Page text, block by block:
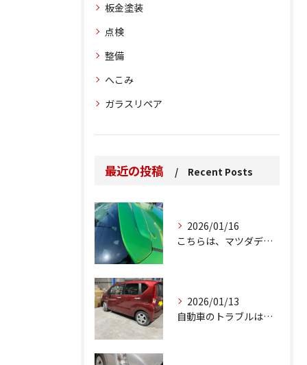
板金塗装
点検
整備
へこみ
ガラスリペア
最近の投稿 Recent Posts
2026/01/16
こちらは、マツダデミオのゲートのルーフスポイラーで、経年劣化...
2026/01/13
自動車のトラブルは、日常生活において避けられない出来事の一つ...